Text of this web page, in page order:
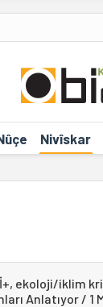
Nivîskar
ekoloji/iklim
Anlatıyor / 1